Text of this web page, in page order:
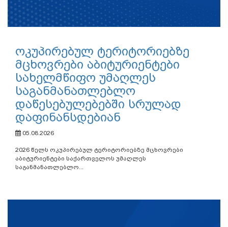
ოკუპირებულ ტერიტორიებზე
მცხოვრები აბიტურიენტები
სახელმწიფო უმაღლეს
საგანმანათლებლო
დაწესებულებებში სრულად
დაფინანსდებიან
05.08.2026
2026 წელს ოკუპირებულ ტერიტორიებზე მცხოვრები
აბიტურიენტები საქართველოს უმაღლეს
საგანმანათლებლო...